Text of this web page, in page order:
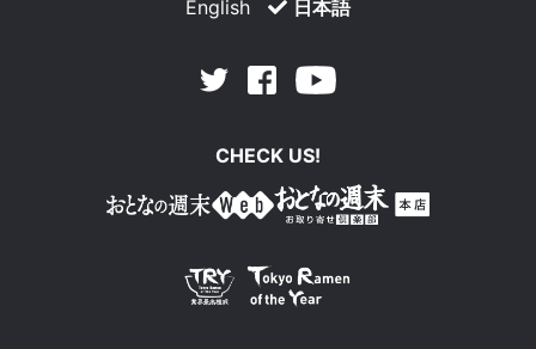
English 日本語
Twitter Facebook
CHECK US!